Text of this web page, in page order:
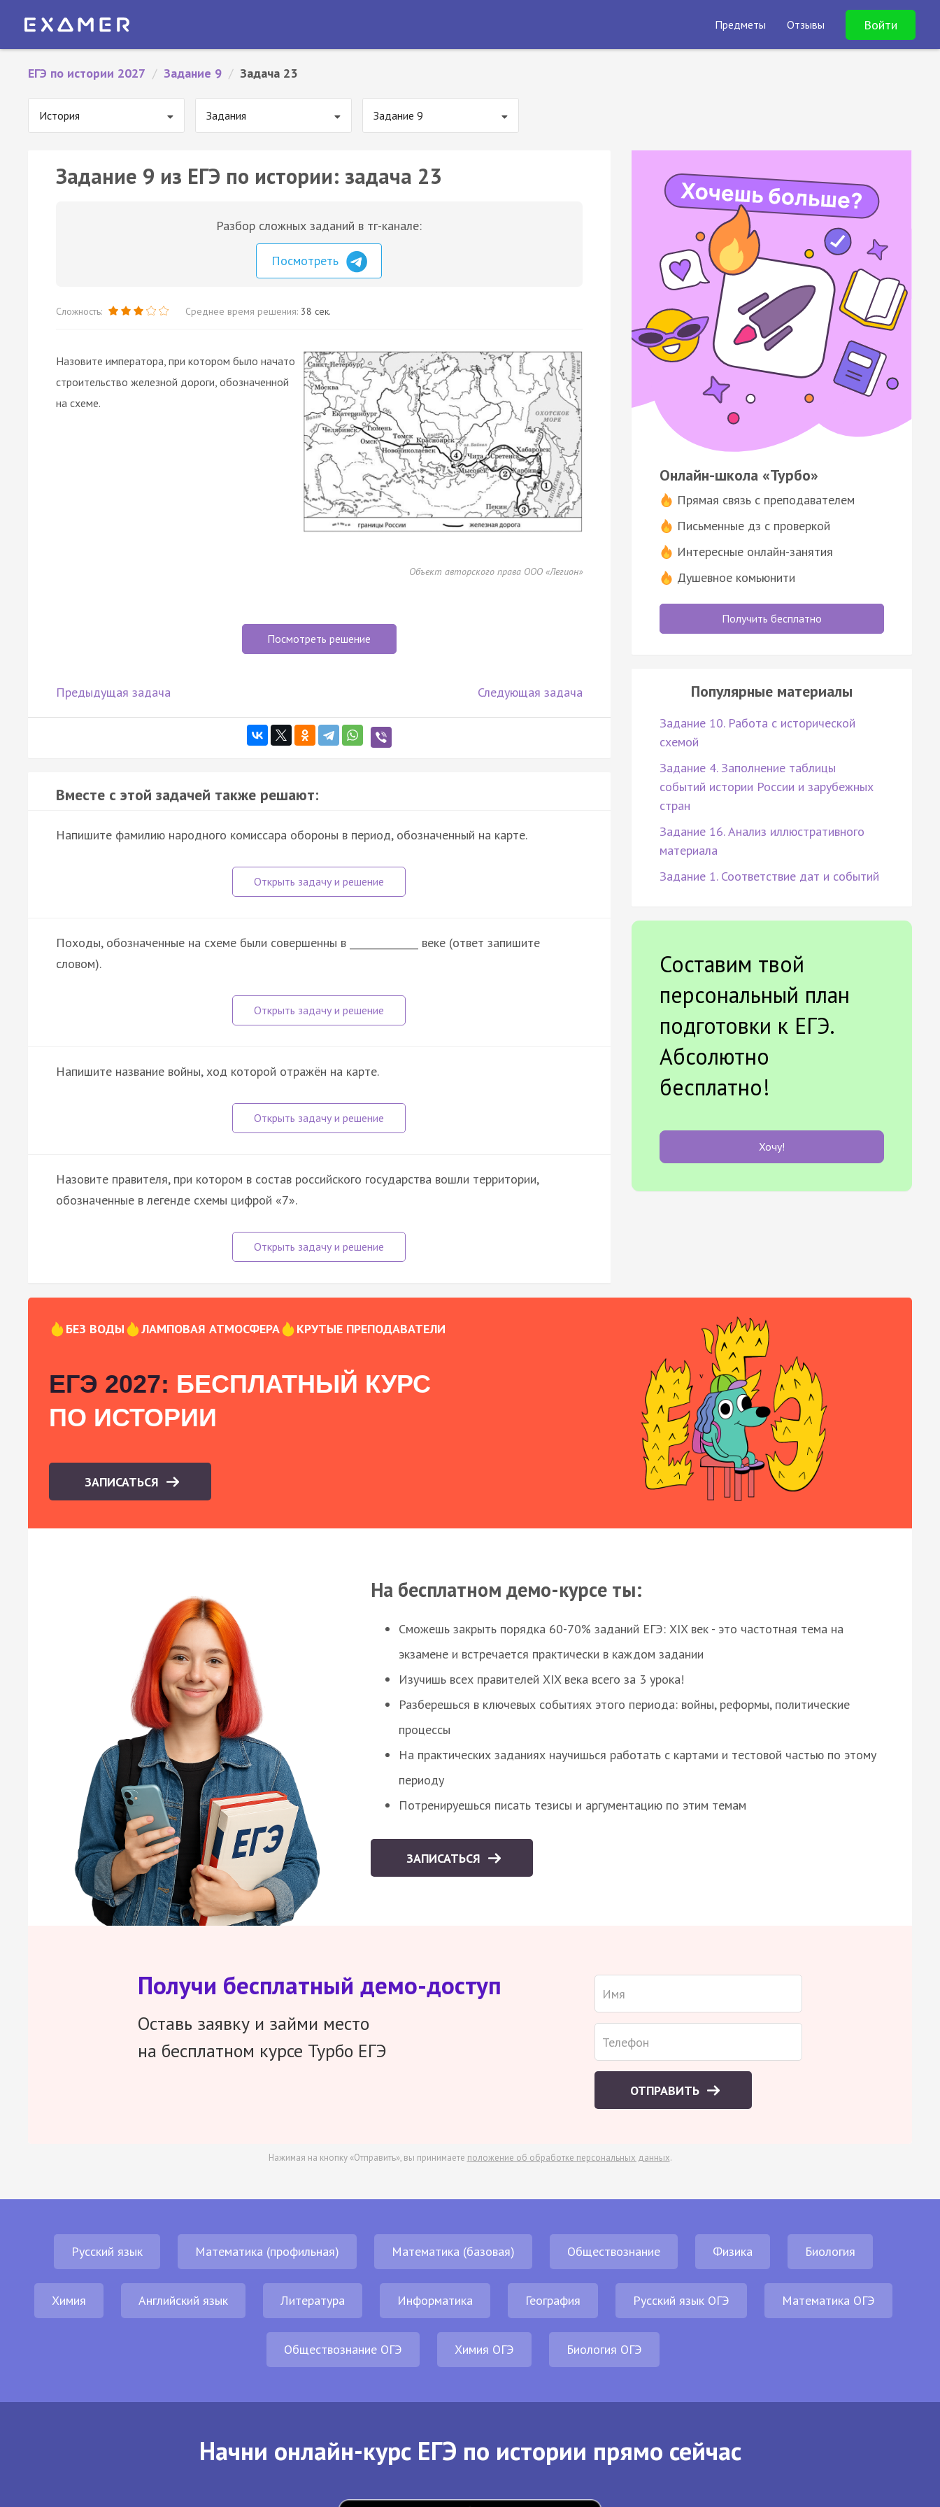
Предметы Отзывы Войти
ЕГЭ по истории 2027 / Задание 9 / Задача 23
История Задания Задание 9
Задание 9 из ЕГЭ по истории: задача 23
Разбор сложных заданий в тг-канале:
Посмотреть
Сложность: Среднее время решения: 38 сек.
Назовите императора, при котором было начато
строительство железной дороги, обозначенной
на схеме.
Объект авторского права ООО «Легион»
Посмотреть решение
Предыдущая задача Следующая задача
Вместе с этой задачей также решают:
Напишите фамилию народного комиссара обороны в период, обозначенный на карте.
Походы, обозначенные на схеме были совершенны в ______________ веке (ответ запишите
словом).
Напишите название войны, ход которой отражён на карте.
Назовите правителя, при котором в состав российского государства вошли территории,
обозначенные в легенде схемы цифрой «7».
Онлайн-школа «Турбо»
Прямая связь с преподавателем
Письменные дз с проверкой
Интересные онлайн-занятия
Душевное комьюнити
Получить бесплатно
Популярные материалы
Задание 10. Работа с исторической
схемой
Задание 4. Заполнение таблицы
событий истории России и зарубежных
стран
Задание 16. Анализ иллюстративного
материала
Задание 1. Соответствие дат и событий
Составим твой
персональный план
подготовки к ЕГЭ.
Абсолютно
бесплатно!
Хочу!
БЕЗ ВОДЫ ЛАМПОВАЯ АТМОСФЕРА КРУТЫЕ ПРЕПОДАВАТЕЛИ
ЕГЭ 2027: БЕСПЛАТНЫЙ КУРС
ПО ИСТОРИИ
ЗАПИСАТЬСЯ
На бесплатном демо-курсе ты:
Сможешь закрыть порядка 60-70% заданий ЕГЭ: XIX век - это частотная тема на
экзамене и встречается практически в каждом задании
Изучишь всех правителей XIX века всего за 3 урока!
Разберешься в ключевых событиях этого периода: войны, реформы, политические
процессы
На практических заданиях научишься работать с картами и тестовой частью по этому
периоду
Потренируешься писать тезисы и аргументацию по этим темам
ЗАПИСАТЬСЯ
Получи бесплатный демо-доступ
Оставь заявку и займи место
на бесплатном курсе Турбо ЕГЭ
ОТПРАВИТЬ
Нажимая на кнопку «Отправить», вы принимаете положение об обработке персональных данных.
Русский язык Математика (профильная) Математика (базовая) Обществознание Физика Биология
Химия Английский язык Литература Информатика География Русский язык ОГЭ Математика ОГЭ
Обществознание ОГЭ Химия ОГЭ Биология ОГЭ
Начни онлайн-курс ЕГЭ по истории прямо сейчас